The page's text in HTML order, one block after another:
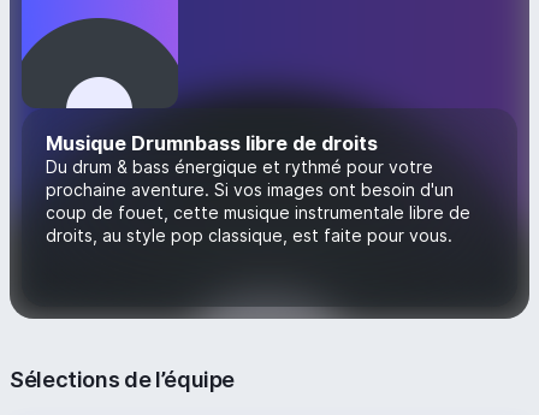
Musique Drumnbass libre de droits
Du drum & bass énergique et rythmé pour votre
prochaine aventure. Si vos images ont besoin d'un
coup de fouet, cette musique instrumentale libre de
droits, au style pop classique, est faite pour vous.
Sélections de l’équipe